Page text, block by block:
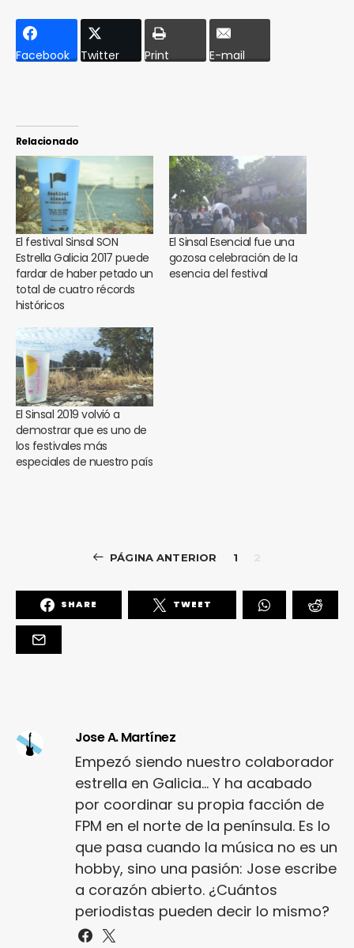
Facebook Twitter Print E-mail
Relacionado
El festival Sinsal SON
Estrella Galicia 2017 puede
fardar de haber petado un
total de cuatro récords
históricos
El Sinsal Esencial fue una
gozosa celebración de la
esencia del festival
El Sinsal 2019 volvió a
demostrar que es uno de
los festivales más
especiales de nuestro país
PÁGINA ANTERIOR 1 2
SHARE TWEET
Jose A. Martínez
Empezó siendo nuestro colaborador
estrella en Galicia... Y ha acabado
por coordinar su propia facción de
FPM en el norte de la península. Es lo
que pasa cuando la música no es un
hobby, sino una pasión: Jose escribe
a corazón abierto. ¿Cuántos
periodistas pueden decir lo mismo?